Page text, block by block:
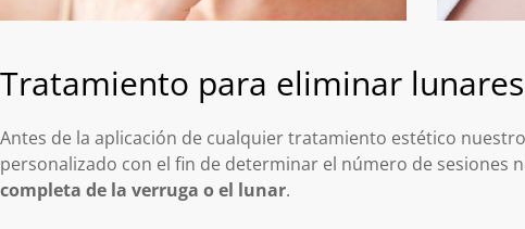
Tratamiento para eliminar
Antes de la aplicación de cualquier tratamiento estético
personalizado con el fin de determinar el número de sesiones
completa de la verruga o el lunar.